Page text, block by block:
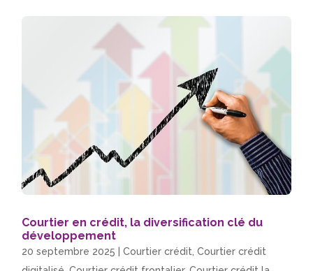
Courtier en crédit, la diversification clé du
développement
20 septembre 2025 |Courtier crédit ,Courtier crédit